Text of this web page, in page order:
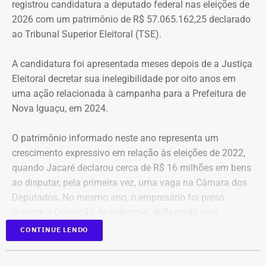
que eu entrei no MLB nunca faltou comida. Só o que falta
mesmo é um teto, um lar para morar. Queremos fazer
valer um direito constitucional que nunca foi cumprido”
A Central de Movimentos Populares do Rio de Janeiro
(CMPRJ) emitiu nota de apoio e solidariedade e lembrou
que as famílias lutam há anos pelo direito à moradia com
organização e resistência.
“Sabemos que a moradia é a base de tudo. Quando um
movimento ocupa um imóvel abandonado ou
subutilizado, mais do que dar um teto, o que já é
fundamental, ele devolve esperança e perspectiva de vida
para centenas de pessoas, sobretudo para as crianças”,
Moradores da Rua Santa Alexandrina
registrou candidatura a deputado federal nas eleições de
2026 com um patrimônio de R$ 57.065.162,25 declarado
ao Tribunal Superior Eleitoral (TSE).
A candidatura foi apresentada meses depois de a Justiça
Eleitoral decretar sua inelegibilidade por oito anos em
uma ação relacionada à campanha para a Prefeitura de
Nova Iguaçu, em 2024.
O patrimônio informado neste ano representa um
crescimento expressivo em relação às eleições de 2022,
quando Jacaré declarou cerca de R$ 16 milhões em bens
ao disputar, pela primeira vez, uma vaga na Câmara dos
Deputados. No mesmo ano, o empresário foi preso
Ministério Público do Rio de Janeiro (MPRJ), que
investigou um esquema de corrupção na Prefeitura de
CONTINUE LENDO